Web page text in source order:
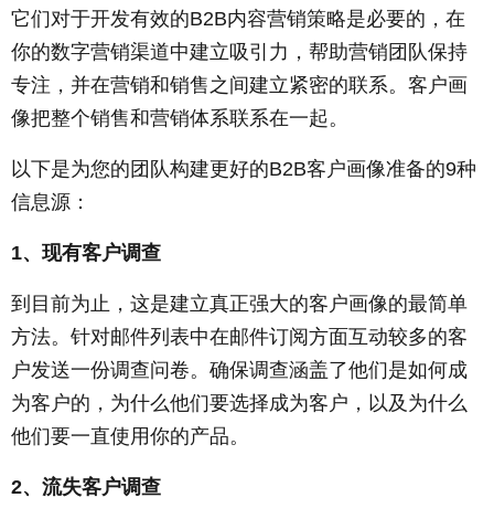
它们对于开发有效的B2B内容营销策略是必要的，在
你的数字营销渠道中建立吸引力，帮助营销团队保持
专注，并在营销和销售之间建立紧密的联系。客户画
像把整个销售和营销体系联系在一起。
以下是为您的团队构建更好的B2B客户画像准备的9种
信息源：
1、现有客户调查
到目前为止，这是建立真正强大的客户画像的最简单
方法。针对邮件列表中在邮件订阅方面互动较多的客
户发送一份调查问卷。确保调查涵盖了他们是如何成
为客户的，为什么他们要选择成为客户，以及为什么
他们要一直使用你的产品。
2、流失客户调查